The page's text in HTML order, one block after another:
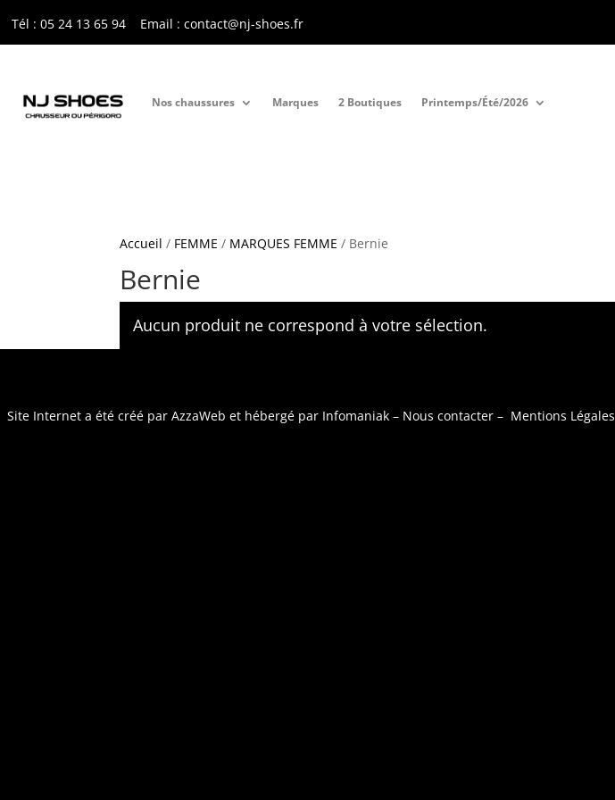
Tél : 05 24 13 65 94 Email : contact@nj-shoes.fr
Nos chaussures Marques 2 Boutiques Printemps/Été/2026
Accueil / FEMME / MARQUES FEMME / Bernie
Bernie
Aucun produit ne correspond à votre sélection.
Site Internet a été créé par AzzaWeb et hébergé par Infomaniak – Nous contacter – Mentions Légales